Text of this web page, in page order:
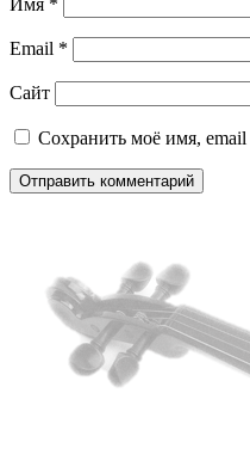
Имя *
Email *
Сайт
Сохранить моё имя,